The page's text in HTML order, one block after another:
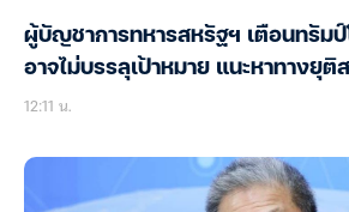
ผู้บัญชาการทหารสหรัฐฯ เตือนทรัมป์
อาจไม่บรรลุเป้าหมาย แนะหาทางยุติ
12:11 น.